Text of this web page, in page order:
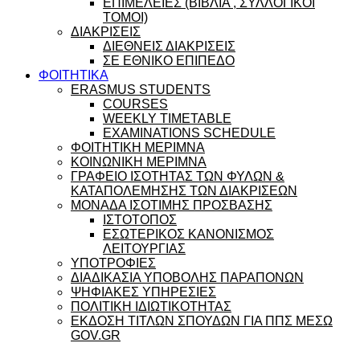
ΕΠΙΜΕΛΕΙΕΣ (ΒΙΒΛΙΑ , ΣΥΛΛΟΓΙΚΟΙ
ΤΟΜΟΙ)
ΔΙΑΚΡΙΣΕΙΣ
ΔΙΕΘΝΕΙΣ ΔΙΑΚΡΙΣΕΙΣ
ΣΕ ΕΘΝΙΚΟ ΕΠΙΠΕΔΟ
ΦΟΙΤΗΤΙΚΑ
ERASMUS STUDENTS
COURSES
WEEKLY TIMETABLE
EXAMINATIONS SCHEDULE
ΦΟΙΤΗΤΙΚΗ ΜΕΡΙΜΝΑ
ΚΟΙΝΩΝΙΚΗ ΜΕΡΙΜΝΑ
ΓΡΑΦΕΙΟ ΙΣΟΤΗΤΑΣ ΤΩΝ ΦΥΛΩΝ &
ΚΑΤΑΠΟΛΕΜΗΣΗΣ ΤΩΝ ΔΙΑΚΡΙΣΕΩΝ
ΜΟΝΑΔΑ ΙΣΟΤΙΜΗΣ ΠΡΟΣΒΑΣΗΣ
ΙΣΤΟΤΟΠΟΣ
ΕΣΩΤΕΡΙΚΟΣ ΚΑΝΟΝΙΣΜΟΣ
ΛΕΙΤΟΥΡΓΙΑΣ
ΥΠΟΤΡΟΦΙΕΣ
ΔΙΑΔΙΚΑΣΙΑ ΥΠΟΒΟΛΗΣ ΠΑΡΑΠΟΝΩΝ
ΨΗΦΙΑΚΕΣ ΥΠΗΡΕΣΙΕΣ
ΠΟΛΙΤΙΚΗ ΙΔΙΩΤΙΚΟΤΗΤΑΣ
ΕΚΔΟΣΗ ΤΙΤΛΩΝ ΣΠΟΥΔΩΝ ΓΙΑ ΠΠΣ ΜΕΣΩ
GOV.GR